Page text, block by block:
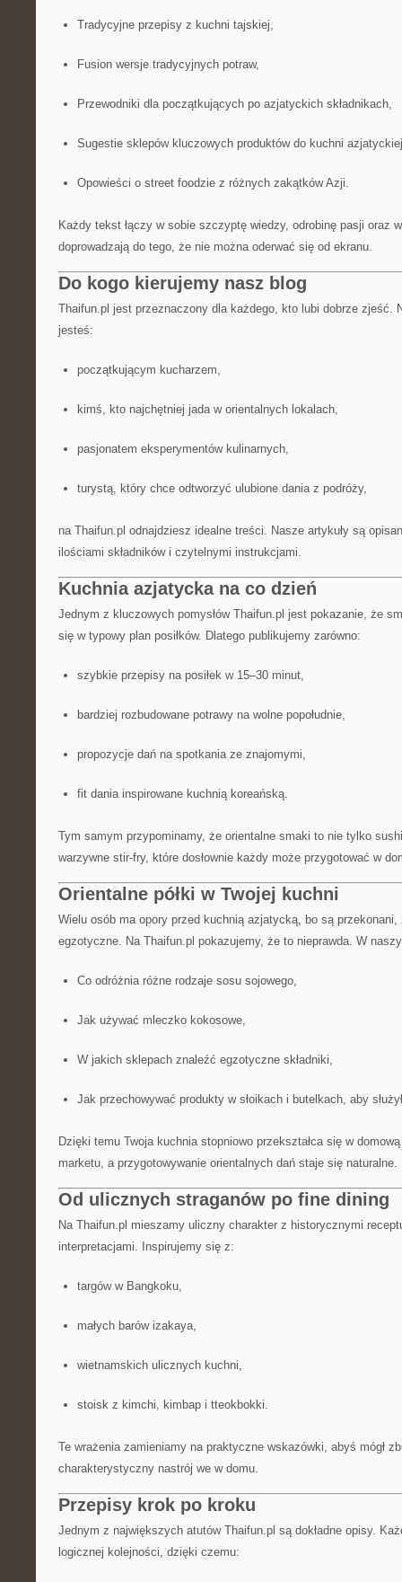
Tradycyjne przepisy z kuchni tajskiej,
Fusion wersje tradycyjnych potraw,
Przewodniki dla początkujących po azjatyckich składnikach,
Sugestie sklepów kluczowych produktów do kuchni
Opowieści o street foodzie z różnych zakątków Azji.
Każdy tekst łączy w sobie szczyptę wiedzy, odrobinę pasji oraz
doprowadzają do tego, że nie można oderwać się od ekranu.
Do kogo kierujemy nasz blog
Thaifun.pl jest przeznaczony dla każdego, kto lubi dobrze zjeść.
jesteś:
początkującym kucharzem,
kimś, kto najchętniej jada w orientalnych lokalach,
pasjonatem eksperymentów kulinarnych,
turystą, który chce odtworzyć ulubione dania z podróży,
na Thaifun.pl odnajdziesz idealne treści. Nasze artykuły są
ilościami składników i czytelnymi instrukcjami.
Kuchnia azjatycka na co dzień
Jednym z kluczowych pomysłów Thaifun.pl jest pokazanie, że
się w typowy plan posiłków. Dlatego publikujemy zarówno:
szybkie przepisy na posiłek w 15–30 minut,
bardziej rozbudowane potrawy na wolne popołudnie,
propozycje dań na spotkania ze znajomymi,
fit dania inspirowane kuchnią koreańską.
Tym samym przypominamy, że orientalne smaki to nie tylko
warzywne stir-fry, które dosłownie każdy może przygotować w
Orientalne półki w Twojej kuchni
Wielu osób ma opory przed kuchnią azjatycką, bo są
egzotyczne. Na Thaifun.pl pokazujemy, że to nieprawda. W
Co odróżnia różne rodzaje sosu sojowego,
Jak używać mleczko kokosowe,
W jakich sklepach znaleźć egzotyczne składniki,
Jak przechowywać produkty w słoikach i butelkach, aby
Dzięki temu Twoja kuchnia stopniowo przekształca się w
marketu, a przygotowywanie orientalnych dań staje się naturalne.
Od ulicznych straganów po fine dining
Na Thaifun.pl mieszamy uliczny charakter z historycznymi
interpretacjami. Inspirujemy się z:
targów w Bangkoku,
małych barów izakaya,
wietnamskich ulicznych kuchni,
stoisk z kimchi, kimbap i tteokbokki.
Te wrażenia zamieniamy na praktyczne wskazówki, abyś mógł
charakterystyczny nastrój we w domu.
Przepisy krok po kroku
Jednym z największych atutów Thaifun.pl są dokładne opisy.
logicznej kolejności, dzięki czemu: